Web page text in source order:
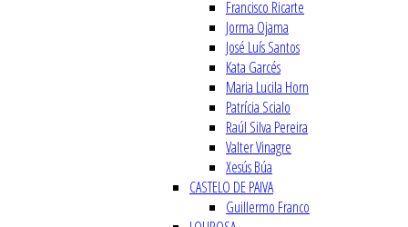
Francisco Ricarte
Jorma Ojama
José Luís Santos
Kata Garcés
Maria Lucila Horn
Patrícia Scialo
Raúl Silva Pereira
Valter Vinagre
Xesús Búa
CASTELO DE PAIVA
Guillermo Franco